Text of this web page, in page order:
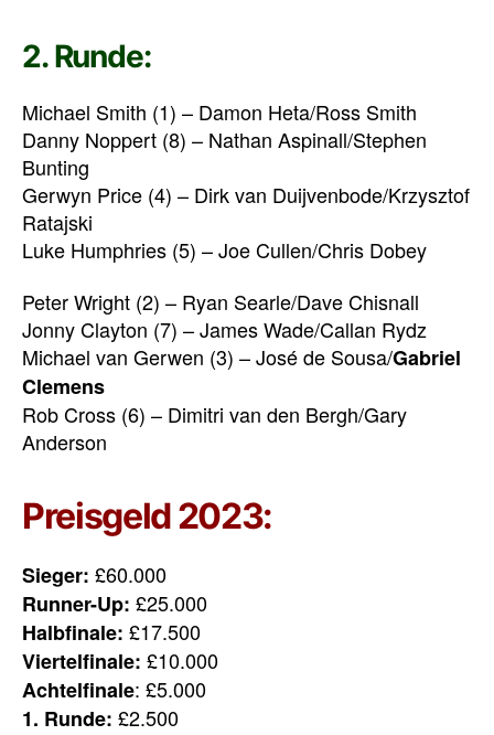
2. Runde:
Michael Smith (1) – Damon Heta/Ross Smith
Danny Noppert (8) – Nathan Aspinall/Stephen
Bunting
Gerwyn Price (4) – Dirk van Duijvenbode/Krzysztof
Ratajski
Luke Humphries (5) – Joe Cullen/Chris Dobey
Peter Wright (2) – Ryan Searle/Dave Chisnall
Jonny Clayton (7) – James Wade/Callan Rydz
Michael van Gerwen (3) – José de Sousa/Gabriel
Clemens
Rob Cross (6) – Dimitri van den Bergh/Gary
Anderson
Preisgeld 2023:
Sieger: £60.000
Runner-Up: £25.000
Halbfinale: £17.500
Viertelfinale: £10.000
Achtelfinale: £5.000
1. Runde: £2.500